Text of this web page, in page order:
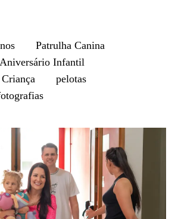
Patrulha Canina
Aniversário Infantil
pelotas